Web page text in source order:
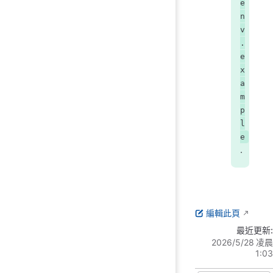
e
n
v
.
e
x
a
m
p
l
e
.
編輯此頁
最近更新:
2026/5/28 凌晨
1:03